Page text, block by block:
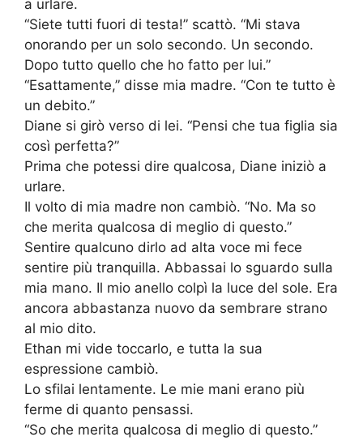
a urlare.
“Siete tutti fuori di testa!” scattò. “Mi stava
onorando per un solo secondo. Un secondo.
Dopo tutto quello che ho fatto per lui.”
“Esattamente,” disse mia madre. “Con te tutto è
un debito.”
Diane si girò verso di lei. “Pensi che tua figlia sia
così perfetta?”
Prima che potessi dire qualcosa, Diane iniziò a
urlare.
Il volto di mia madre non cambiò. “No. Ma so
che merita qualcosa di meglio di questo.”
Sentire qualcuno dirlo ad alta voce mi fece
sentire più tranquilla. Abbassai lo sguardo sulla
mia mano. Il mio anello colpì la luce del sole. Era
ancora abbastanza nuovo da sembrare strano
al mio dito.
Ethan mi vide toccarlo, e tutta la sua
espressione cambiò.
Lo sfilai lentamente. Le mie mani erano più
ferme di quanto pensassi.
“So che merita qualcosa di meglio di questo.”